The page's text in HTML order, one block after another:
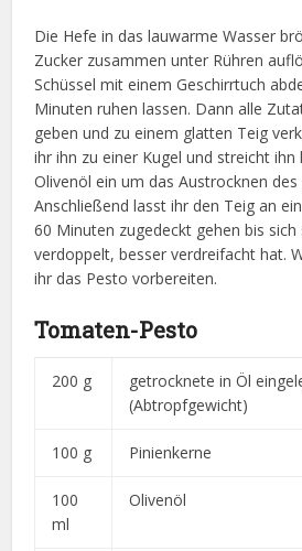
Die Hefe in das lauwarme Wasser
Zucker zusammen unter Rühren
Schüssel mit einem Geschirrtuch
Minuten ruhen lassen. Dann alle
geben und zu einem glatten Teig
ihr ihn zu einer Kugel und streicht
Olivenöl ein um das Austrocknen
Anschließend lasst ihr den Teig an
60 Minuten zugedeckt gehen bis sich
verdoppelt, besser verdreifacht hat.
ihr das Pesto vorbereiten.
Tomaten-Pesto
200 g
getrocknete in Öl
(Abtropfgewicht)
100 g Pinienkerne
100
ml
Olivenöl